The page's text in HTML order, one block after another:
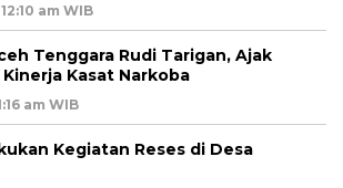
am WIB
Tenggara Rudi Tarigan, Ajak
Kasat Narkoba
am WIB
Kegiatan Reses di Desa